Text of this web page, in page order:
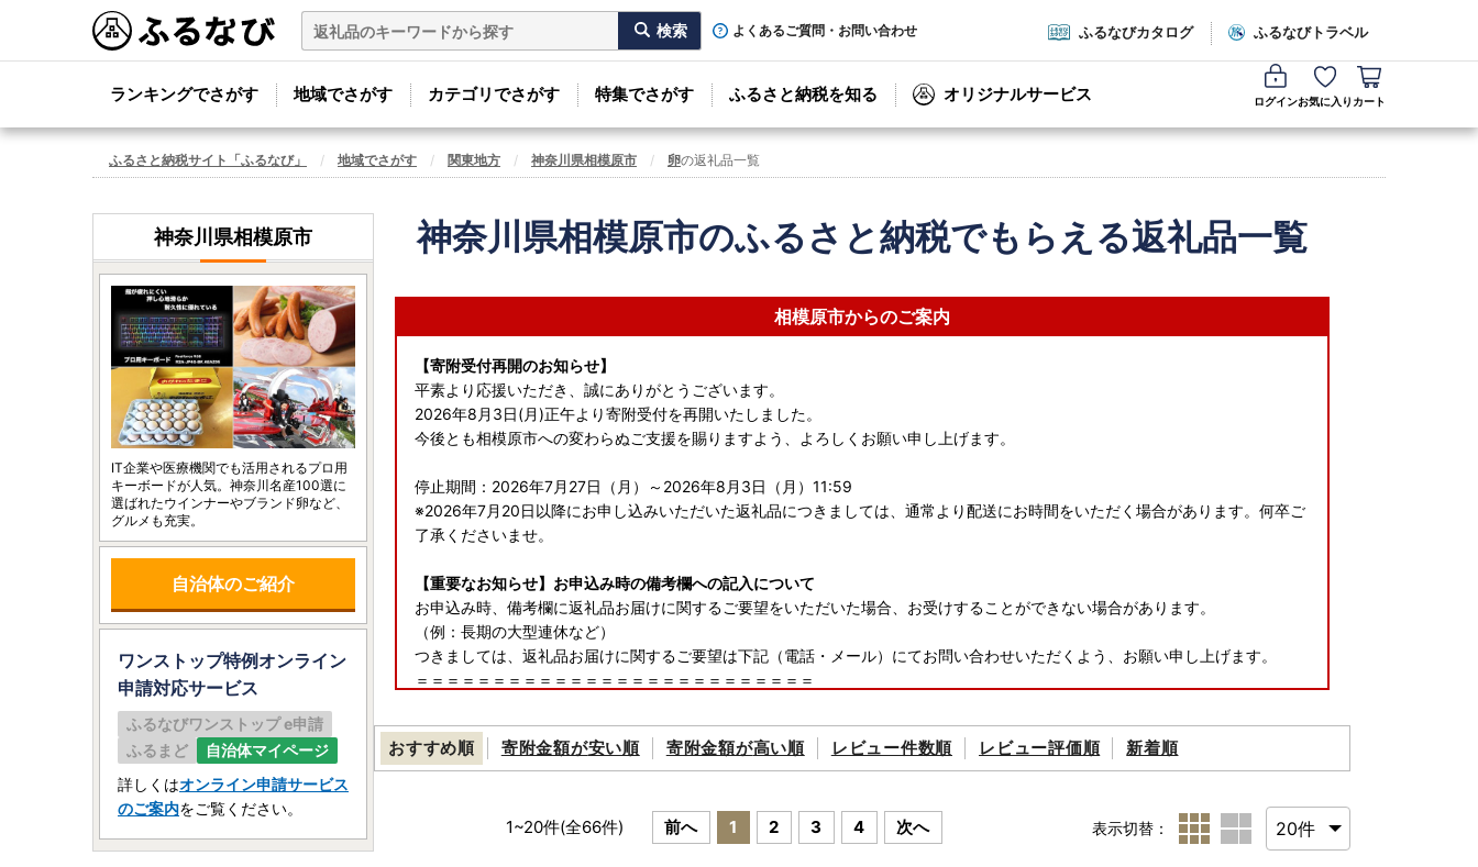
よくあるご質問・お問い合わせ ふるなびカタログ ふるなびトラベル
ランキングでさがす 地域でさがす カテゴリでさがす 特集でさがす ふるさと納税を知る オリジナルサービス ログインお気に入り カート
ふるさと納税サイト「ふるなび」 地域でさがす 関東地方 神奈川県相模原市 卵の返礼品一覧
神奈川県相模原市のふるさと納税でもらえる返礼品一覧
相模原市からのご案内
【寄附受付再開のお知らせ】
平素より応援いただき、誠にありがとうございます。
2026年8月3日(月)正午より寄附受付を再開いたしました。
今後とも相模原市への変わらぬご支援を賜りますよう、よろしくお願い申し上げます。
停止期間：2026年7月27日（月）～2026年8月3日（月）11:59
※2026年7月20日以降にお申し込みいただいた返礼品につきましては、通常より配送にお時間をいただく場合があります。何卒ご
了承くださいませ。
【重要なお知らせ】お申込み時の備考欄への記入について
お申込み時、備考欄に返礼品お届けに関するご要望をいただいた場合、お受けすることができない場合があります。
（例：長期の大型連休など）
つきましては、返礼品お届けに関するご要望は下記（電話・メール）にてお問い合わせいただくよう、お願い申し上げます。
＝＝＝＝＝＝＝＝＝＝＝＝＝＝＝＝＝＝＝＝＝＝＝＝＝＝
JTBふるさと納税コールセンター
Tel：050-3096-7968
お問い合わせフォーム：https://faq.furu-po.com/
＝＝＝＝＝＝＝＝＝＝＝＝＝＝＝＝＝＝＝＝＝＝＝＝＝＝
おすすめ順 寄附金額が安い順 寄附金額が高い順 レビュー件数順 レビュー評価順 新着順
1~20件(全66件) 前へ 1 2 3 4 次へ 表示切替：
神奈川県相模原市
IT企業や医療機関でも活用されるプロ用
キーボードが人気。神奈川名産100選に
選ばれたウインナーやブランド卵など、
グルメも充実。
自治体のご紹介
ワンストップ特例オンライン
申請対応サービス
ふるなびワンストップ e申請
ふるまど
自治体マイページ
詳しくはオンライン申請サービス
のご案内をご覧ください。